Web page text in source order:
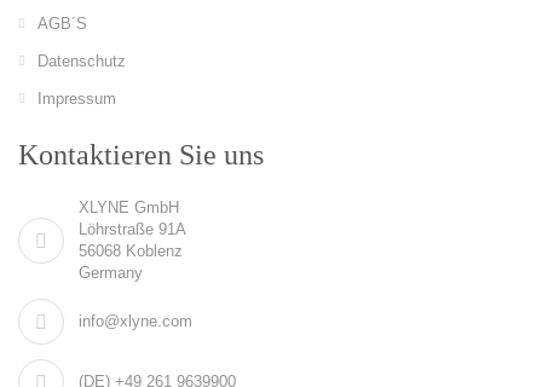
AGB´S
Datenschutz
Impressum
Kontaktieren Sie uns
XLYNE GmbH
Löhrstraße 91A
56068 Koblenz
Germany
info@xlyne.com
(DE) +49 261 9639900